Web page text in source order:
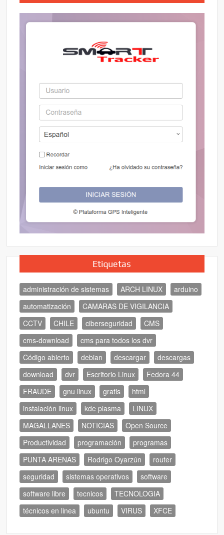
Etiquetas
administración de sistemas ARCH LINUX
arduino
automatización
CAMARAS DE VIGILANCIA
CCTV
CHILE ciberseguridad
CMS
cms-download
cms para todos los dvr
Código abierto
debian descargar
descargas
download
dvr Escritorio Linux
Fedora 44
FRAUDE
gnu linux gratis
html
instalación linux
kde plasma
LINUX
MAGALLANES
NOTICIAS
Open Source
Productividad
programación
programas
PUNTA ARENAS
Rodrigo Oyarzún
router
seguridad
sistemas operativos
software
software libre
tecnicos
TECNOLOGIA
técnicos en linea
ubuntu VIRUS XFCE